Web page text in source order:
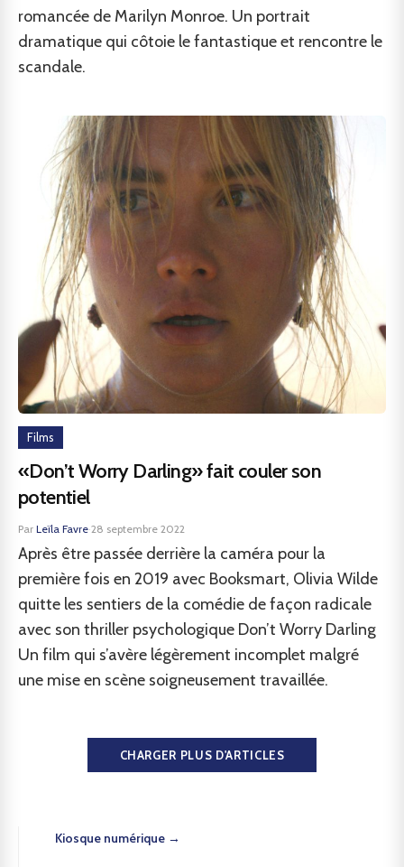
romancée de Marilyn Monroe. Un portrait
dramatique qui côtoie le fantastique et rencontre le
scandale.
Films
«Don’t Worry Darling» fait couler son
potentiel
Par Leïla Favre·28 septembre 2022
Après être passée derrière la caméra pour la
première fois en 2019 avec Booksmart, Olivia Wilde
quitte les sentiers de la comédie de façon radicale
avec son thriller psychologique Don’t Worry Darling
Un film qui s’avère légèrement incomplet malgré
une mise en scène soigneusement travaillée.
CHARGER PLUS D'ARTICLES
Kiosque numérique →